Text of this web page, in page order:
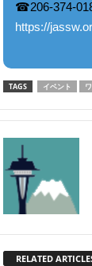
☎206-374-
https://
TAGS イベント
RELATED